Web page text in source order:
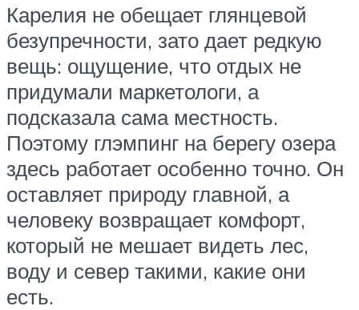
Карелия не обещает глянцевой
безупречности, зато дает редкую
вещь: ощущение, что отдых не
придумали маркетологи, а
подсказала сама местность.
Поэтому глэмпинг на берегу озера
здесь работает особенно точно. Он
оставляет природу главной, а
человеку возвращает комфорт,
который не мешает видеть лес,
воду и север такими, какие они
есть.